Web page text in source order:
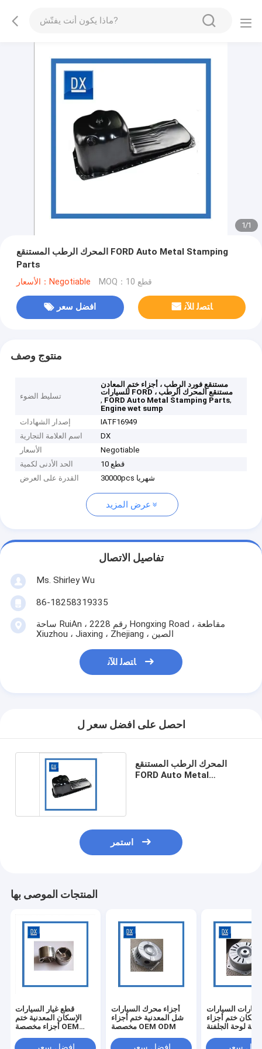
1/1
المحرك الرطب المستنقع FORD Auto Metal Stamping
Parts
الأسعار：Negotiable MOQ：10 قطع
افضل سعر ﺎﺘﺼﻟ ﺍﻶﻧ
منتوج وصف
تسليط الضوء
مستنقع فورد الرطب ، أجزاء ختم المعادن
للسيارات FORD ، مستنقع المحرك الرطب
, FORD Auto Metal Stamping Parts,
Engine wet sump
إصدار الشهادات
IATF16949
اسم العلامة التجارية
DX
الأسعار
Negotiable
الحد الأدنى لكمية
10 قطع
القدرة على العرض
30000pcs شهريا
عرض المزيد
تفاصيل الاتصال
Ms. Shirley Wu
86-18258319335
ساحة RuiAn ، رقم 2228 Hongxing Road ، مقاطعة
Xiuzhou ، Jiaxing ، Zhejiang ، الصين
ﺎﺘﺼﻟ ﺍﻶﻧ
احصل على افضل سعر ل
المحرك الرطب المستنقع
FORD Auto Metal
استمر
المنتجات الموصى بها
قطع غيار السيارات
الإسكان المعدنية ختم
أجزاء مخصصة OEM
أجزاء محرك السيارات
شل المعدنية ختم أجزاء
مخصصة OEM ODM
السيارات
ختم أجزاء
لوحة الجلفنة